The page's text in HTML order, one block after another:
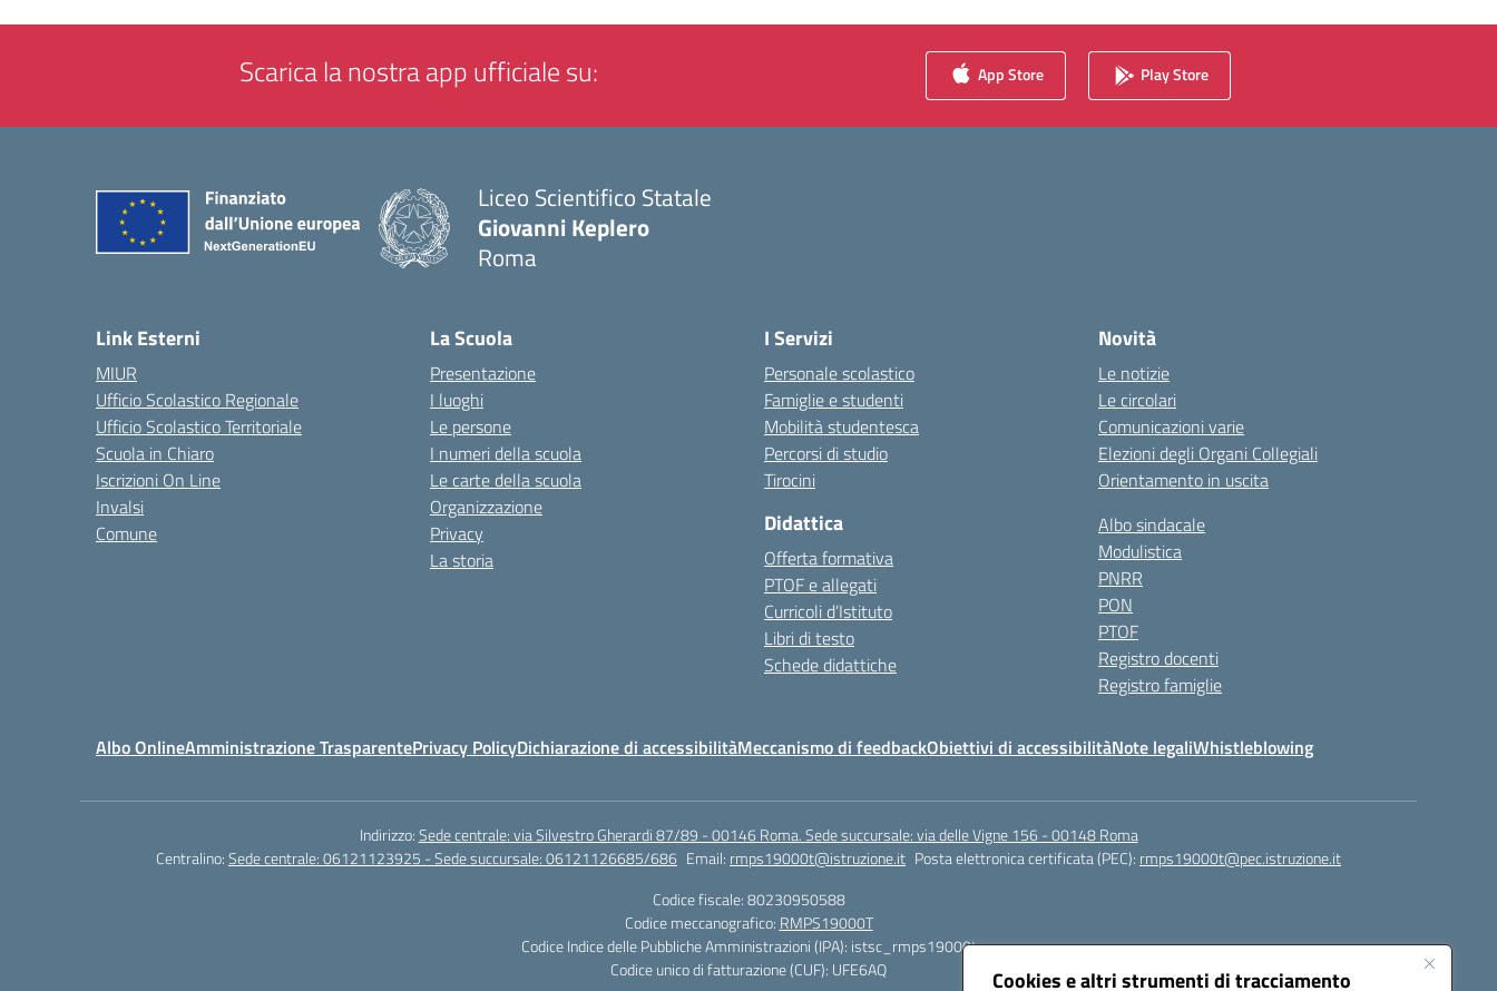
Cookies e altri strumenti di tracciamento
Scarica la nostra app ufficiale su: App Store Play Store
Liceo Scientifico Statale
Giovanni Keplero
Roma
Link Esterni
MIUR
Ufficio Scolastico Regionale
Ufficio Scolastico Territoriale
Scuola in Chiaro
Iscrizioni On Line
Invalsi
Comune
La Scuola
Presentazione
I luoghi
Le persone
I numeri della scuola
Le carte della scuola
Organizzazione
Privacy
La storia
I Servizi
Personale scolastico
Famiglie e studenti
Mobilità studentesca
Percorsi di studio
Tirocini
Didattica
Offerta formativa
PTOF e allegati
Curricoli d’Istituto
Libri di testo
Schede didattiche
Novità
Le notizie
Le circolari
Comunicazioni varie
Elezioni degli Organi Collegiali
Orientamento in uscita
Albo sindacale
Modulistica
PNRR
PON
PTOF
Registro docenti
Registro famiglie
Albo OnlineAmministrazione TrasparentePrivacy PolicyDichiarazione di accessibilitàMeccanismo di feedbackObiettivi di accessibilitàNote legaliWhistleblowing
Indirizzo:Sede centrale: via Silvestro Gherardi 87/89 - 00146 Roma. Sede succursale: via delle Vigne 156 - 00148 Roma
Centralino:Sede centrale: 06121123925 - Sede succursale: 06121126685/686 Email: rmps19000t@istruzione.it Posta elettronica certificata (PEC): rmps19000t@pec.istruzione.it
Codice fiscale: 80230950588
Codice meccanografico: RMPS19000T
Codice Indice delle Pubbliche Amministrazioni (IPA): istsc_rmps19000t
Codice unico di fatturazione (CUF): UFE6AQ